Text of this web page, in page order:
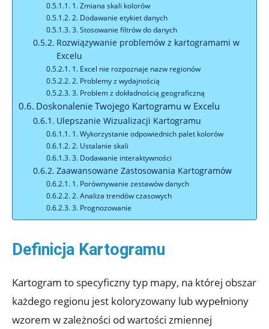
1. Zmiana skali kolorów
2. Dodawanie etykiet danych
3. Stosowanie filtrów do danych
Rozwiązywanie problemów z kartogramami w
Excelu
1. Excel nie rozpoznaje nazw regionów
2. Problemy z wydajnością
3. Problem z dokładnością geograficzną
Doskonalenie Twojego Kartogramu w Excelu
Ulepszanie Wizualizacji Kartogramu
1. Wykorzystanie odpowiednich palet kolorów
2. Ustalanie skali
3. Dodawanie interaktywności
Zaawansowane Zastosowania Kartogramów
1. Porównywanie zestawów danych
2. Analiza trendów czasowych
3. Prognozowanie
Definicja Kartogramu
Kartogram to specyficzny typ mapy, na której obszar
każdego regionu jest koloryzowany lub wypełniony
wzorem w zależności od wartości zmiennej